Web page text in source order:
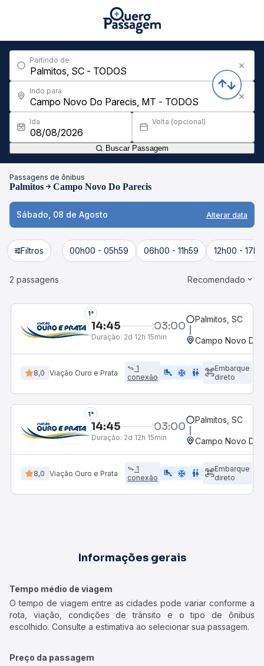
Partindo de
Indo para
Ida Volta (opcional)
Buscar Passagem
Passagens de ônibus
Palmitos Campo Novo Do Parecis
Sábado, 08 de Agosto Alterar data
Filtros 00h00 - 05h59 06h00 - 11h59 12h00 -
2 passagens Recomendado
1°
14:45 03:00
Duração: 2d 12h 15min
Palmitos, SC
Campo Novo Do
8,0 Viação Ouro e Prata
1
conexão
airline_seat_legroom_extra ac_unit WC
Embarque
direto
1°
14:45 03:00
Duração: 2d 12h 15min
Palmitos, SC
Campo Novo Do
8,0 Viação Ouro e Prata
1
conexão
airline_seat_legroom_extra ac_unit WC
Embarque
direto
Informações gerais
Tempo médio de viagem
O tempo de viagem entre as cidades pode variar conforme a
rota, viação, condições de trânsito e o tipo de ônibus
escolhido. Consulte a estimativa ao selecionar sua passagem.
Preço da passagem